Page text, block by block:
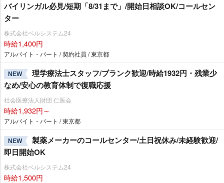
バイリンガル必見/短期「8/31まで」/開始日相談OK/コールセン
ター
株式会社ベルシステム24
時給1,400円
アルバイト・パート / 契約社員 / 東京都
NEW
理学療法士スタッフ/ブランク歓迎/時給1932円・残業少
なめ/安心の教育体制で復職応援
社会医療法人財団 仁医会
時給1,932円～
アルバイト・パート / 東京都
NEW
製薬メーカーのコールセンター/土日祝休み/未経験歓迎/
即日開始OK
株式会社ベルシステム24
時給1,500円